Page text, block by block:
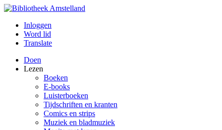
Inloggen
Word lid
Translate
Doen
Lezen
Boeken
E-books
Luisterboeken
Tijdschriften en kranten
Comics en strips
Muziek en bladmuziek